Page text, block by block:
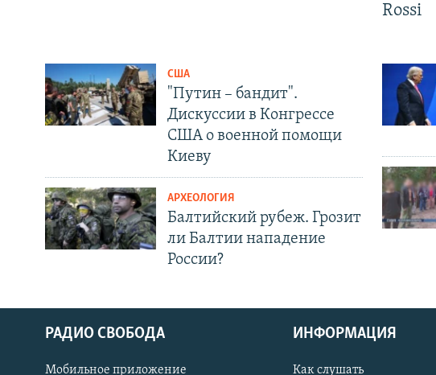
Rossi
США
"Путин – бандит".
Дискуссии в Конгрессе
США о военной помощи
Киеву
АРХЕОЛОГИЯ
Балтийский рубеж. Грозит
ли Балтии нападение
России?
РАДИО СВОБОДА
Мобильное приложение
ИНФОРМАЦИЯ
Как слушать